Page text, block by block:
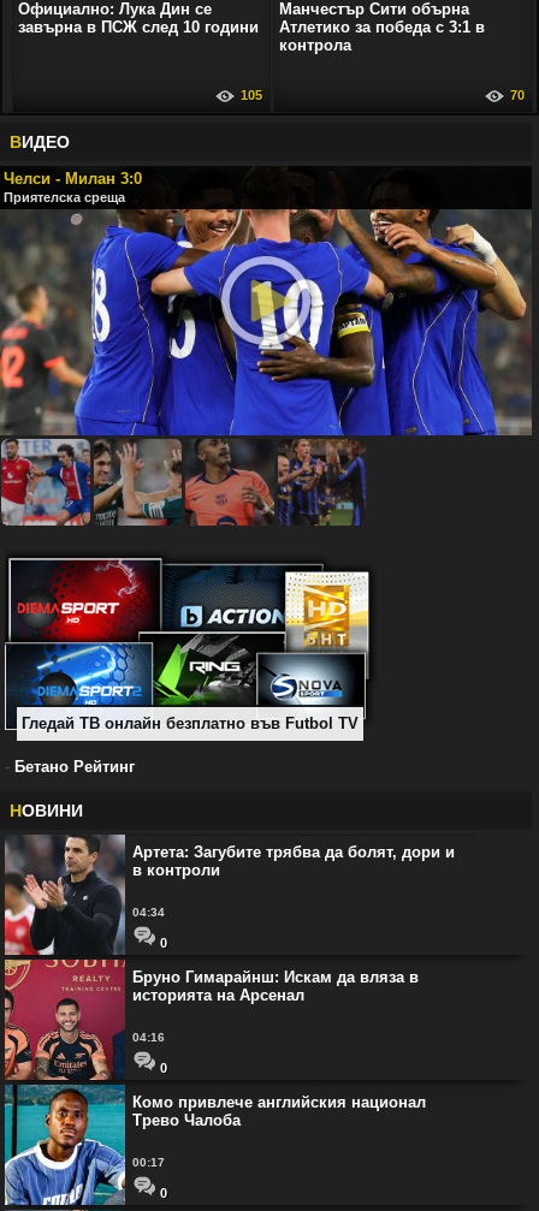
Официално: Лука Дин се
завърна в ПСЖ след 10 години
105
Манчестър Сити обърна
Атлетико за победа с 3:1 в
контрола
70
ВИДЕО
Челси - Милан 3:0
Приятелска среща
Гледай ТВ онлайн безплатно във Futbol TV
- Бетано Рейтинг
НОВИНИ
Артета: Загубите трябва да болят, дори и
в контроли
04:34
0
Бруно Гимарайнш: Искам да вляза в
историята на Арсенал
04:16
0
Комо привлече английския национал
Трево Чалоба
00:17
0